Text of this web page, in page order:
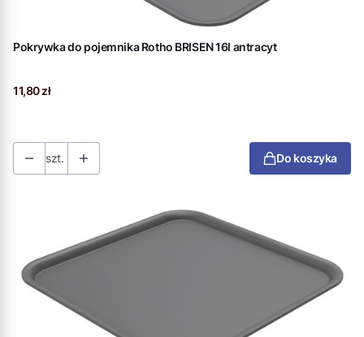
Pokrywka do pojemnika Rotho BRISEN 16l antracyt
Cena
11,80 zł
szt. Do koszyka